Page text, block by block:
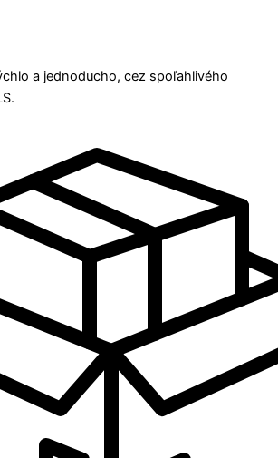
a jednoducho, cez spoľahlivého